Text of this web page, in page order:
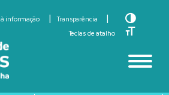
à informação
Transparência
Teclas de atalho
Toggle
Toggle